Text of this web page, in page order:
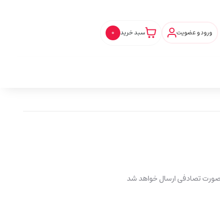
ورود و عضویت سبد خرید 0
تصادفی ارسال خواهد شد